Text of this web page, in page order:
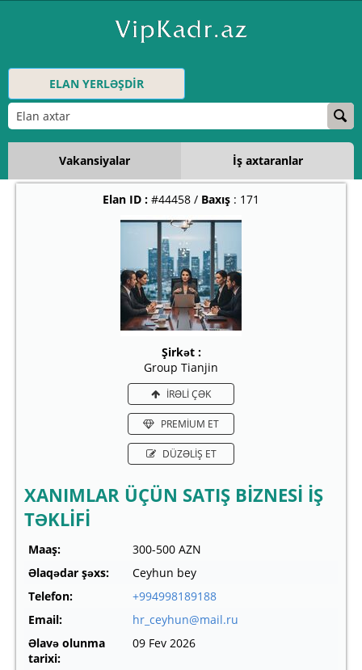
ELAN YERLƏŞDİR
Vakansiyalar İş axtaranlar
Elan ID : #44458 / Baxış : 171
Şirkət :
Group Tianjin
İRƏLİ ÇƏK
PREMİUM ET
DÜZƏLİŞ ET
XANIMLAR ÜÇÜN SATIŞ BİZNESİ İŞ
TƏKLİFİ
Maaş:
300-500 AZN
Əlaqədar şəxs:
Ceyhun bey
Telefon:
+994998189188
Email:
hr_ceyhun@mail.ru
Əlavə olunma
tarixi:
09 Fev 2026